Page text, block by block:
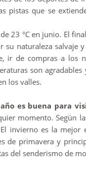
pistas que se
23 °C en junio. El
su naturaleza salvaje
ir de compras a los
son
los valles.
es buena para
momento. Según
invierno es la mejor
de primavera y
del senderismo de